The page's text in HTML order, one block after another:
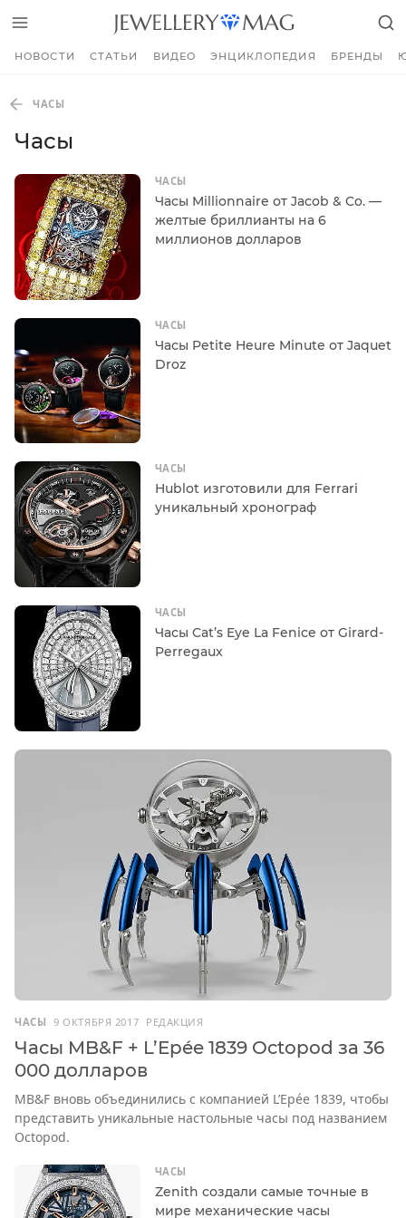
НОВОСТИ СТАТЬИ ВИДЕО ЭНЦИКЛОПЕДИЯ БРЕНДЫ
ЧАСЫ
Часы
ЧАСЫ
Часы Millionnaire от Jacob & Co. —
желтые бриллианты на 6
миллионов долларов
ЧАСЫ
Часы Petite Heure Minute от Jaquet
Droz
ЧАСЫ
Hublot изготовили для Ferrari
уникальный хронограф
ЧАСЫ
Часы Cat’s Eye La Fenice от Girard-
Perregaux
ЧАСЫ 9 ОКТЯБРЯ 2017 РЕДАКЦИЯ
Часы MB&F + L’Epée 1839 Octopod за 36
000 долларов
MB&F вновь объединились с компанией L’Epée 1839, чтобы
представить уникальные настольные часы под названием
Octopod.
ЧАСЫ
Zenith создали самые точные в
мире механические часы